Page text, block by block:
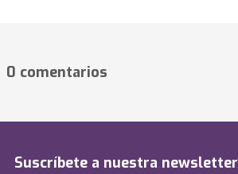
0 comentarios
Suscríbete a nuestra newsletter